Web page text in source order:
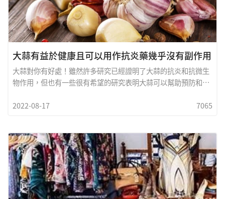
大蒜有益於健康且可以用作抗炎藥幾乎沒有副作用
大蒜對你有好處！雖然許多研究已經證明了大蒜的抗炎和抗微生
物作用，但也有一些很有希望的研究表明大蒜可以幫助預防和管
2022-08-17
7065